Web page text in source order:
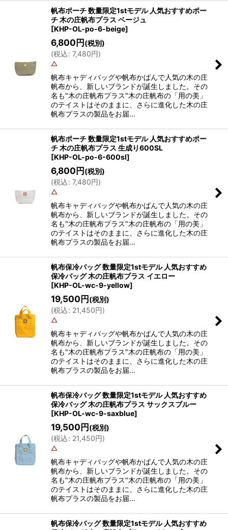
帆布ポーチ 数量限定1stモデル 人気おすすめポー
チ 木の庄帆布プラス ベージュ
[KHP-OL-po-6-beige]
6,800円(税別)
(税込: 7,480円)
△
帆布キャディバッグや帆布かばんで人気の木の庄
帆布から、新しいブランドが誕生しました。その
名も"木の庄帆布プラス"木の庄帆布の「用の美」
のテイストはそのままに、さらに進化した木の庄
帆布プラスの製品をお届…
帆布ポーチ 数量限定1stモデル 人気おすすめポー
チ 木の庄帆布プラス 生成り600SL
[KHP-OL-po-6-600sl]
6,800円(税別)
(税込: 7,480円)
△
帆布キャディバッグや帆布かばんで人気の木の庄
帆布から、新しいブランドが誕生しました。その
名も"木の庄帆布プラス"木の庄帆布の「用の美」
のテイストはそのままに、さらに進化した木の庄
帆布プラスの製品をお届…
帆布保冷バッグ 数量限定1stモデル 人気おすすめ
保冷バッグ 木の庄帆布プラス イエロー
[KHP-OL-wc-9-yellow]
19,500円(税別)
(税込: 21,450円)
△
帆布キャディバッグや帆布かばんで人気の木の庄
帆布から、新しいブランドが誕生しました。その
名も"木の庄帆布プラス"木の庄帆布の「用の美」
のテイストはそのままに、さらに進化した木の庄
帆布プラスの製品をお届…
帆布保冷バッグ 数量限定1stモデル 人気おすすめ
保冷バッグ 木の庄帆布プラス サックスブルー
[KHP-OL-wc-9-saxblue]
19,500円(税別)
(税込: 21,450円)
△
帆布キャディバッグや帆布かばんで人気の木の庄
帆布から、新しいブランドが誕生しました。その
名も"木の庄帆布プラス"木の庄帆布の「用の美」
のテイストはそのままに、さらに進化した木の庄
帆布プラスの製品をお届…
帆布保冷バッグ 数量限定1stモデル 人気おすすめ